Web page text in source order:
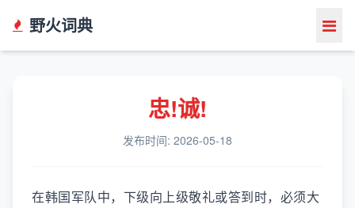
野火词典
忠!诚!
发布时间: 2026-05-18
在韩国军队中，下级向上级敬礼或答到时，必须大